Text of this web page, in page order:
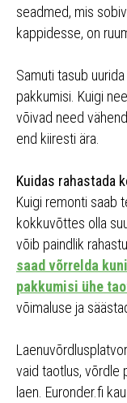
seadmed, mis
kappidesse, on
Samuti tasub
pakkumisi. Kuigi
võivad need
end kiiresti ära.
Kuidas rahastada
Kuigi remonti saab
kokkuvõttes olla
võib paindlik
saad võrrelda
pakkumisi ühe
võimaluse ja
vaid taotlus, võrdle
laen. Euronder.fi